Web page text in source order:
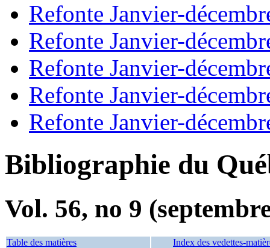
Refonte Janvier-
Refonte Janvier-
Refonte Janvier-
Refonte Janvier-
Refonte Janvier-
Bibliographie du
Vol. 56, no 9
Table des matières Index des vedettes-